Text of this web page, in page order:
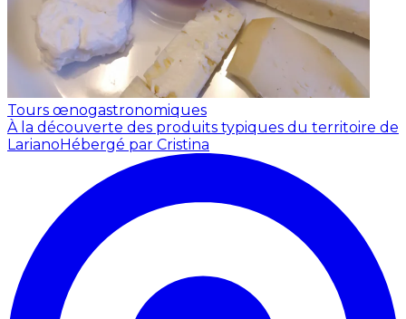
Tours œnogastronomiques
À la découverte des produits typiques du territoire de
LarianoHébergé par Cristina